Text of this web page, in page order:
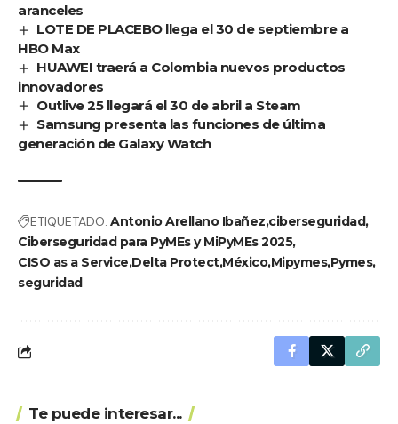
aranceles
LOTE DE PLACEBO llega el 30 de septiembre a
HBO Max
HUAWEI traerá a Colombia nuevos productos
innovadores
Outlive 25 llegará el 30 de abril a Steam
Samsung presenta las funciones de última
generación de Galaxy Watch
ETIQUETADO: Antonio Arellano Ibañez ciberseguridad
Ciberseguridad para PyMEs y MiPyMEs 2025
CISO as a Service Delta ProtectMéxicoMipymesPymes
seguridad
Te puede interesar...